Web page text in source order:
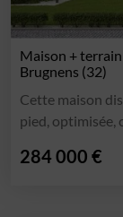
Maison + terrain
Brugnens (32)
Cette maison
pied, optimisée,
284 000 €